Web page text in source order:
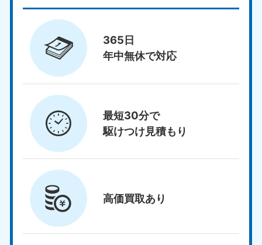
365日
年中無休で対応
最短30分で
駆けつけ見積もり
高価買取あり